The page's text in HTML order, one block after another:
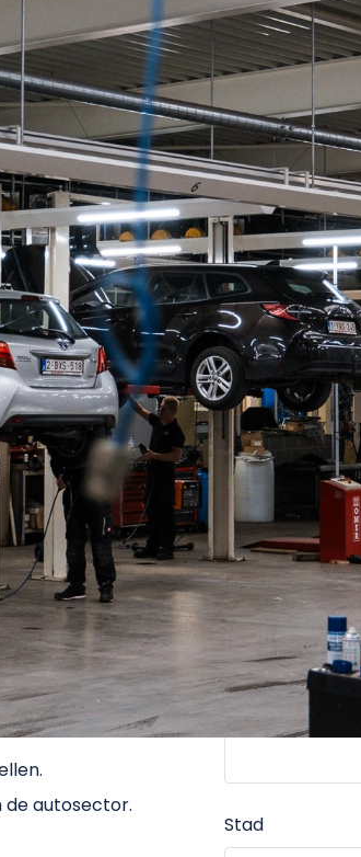
mechaniek!
veel
in talent en
hebt of
niveau te tillen –
en lichte
en
de autosector.
Voornaam *
Achternaam*
Adres
Stad